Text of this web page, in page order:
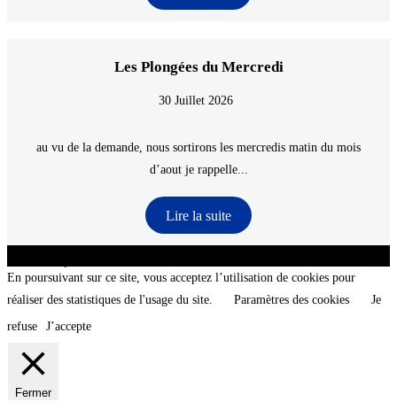
Les Plongées du Mercredi
30 Juillet 2026
au vu de la demande, nous sortirons les mercredis matin du mois
d’aout je rappelle...
Lire la suite
En poursuivant sur ce site, vous acceptez l’utilisation de cookies pour
réaliser des statistiques de l'usage du site.
Paramètres des cookies
Je
refuse
J’accepte
Fermer